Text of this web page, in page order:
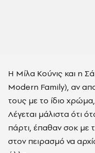
Η Μίλα Κούνις και η
Modern Family), αν
τους με το ίδιο
Λέγεται μάλιστα ότι
πάρτι, έπαθαν σοκ με
στον πειρασμό να